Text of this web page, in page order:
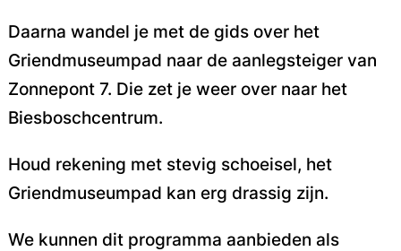
Daarna wandel je met de gids over het
Griendmuseumpad naar de aanlegsteiger van
Zonnepont 7. Die zet je weer over naar het
Biesboschcentrum.
Houd rekening met stevig schoeisel, het
Griendmuseumpad kan erg drassig zijn.
We kunnen dit programma aanbieden als